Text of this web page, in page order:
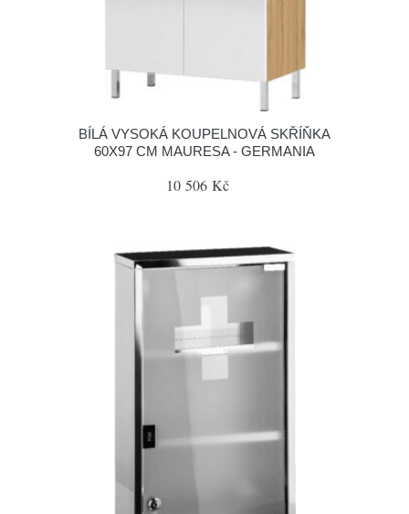
BÍLÁ VYSOKÁ KOUPELNOVÁ SKŘÍŇKA
60X97 CM MAURESA - GERMANIA
10 506 Kč